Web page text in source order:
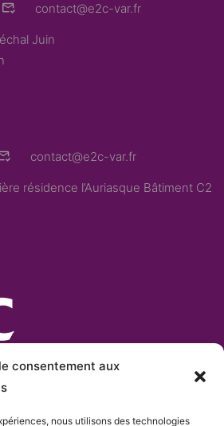
consentement aux
nous utilisons des technologies
contact@e2c-var.fr
Juin
contact@e2c-var.fr
résidence l’Auriasque Bâtiment C2